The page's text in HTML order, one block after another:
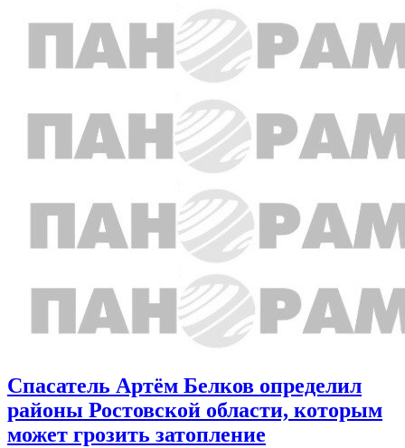
Спасатель Артём Белков определил
районы Ростовской области, которым
может грозить затопление